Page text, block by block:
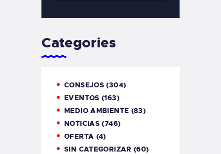
Categories
CONSEJOS (304)
EVENTOS (163)
MEDIO AMBIENTE (83)
NOTICIAS (746)
OFERTA (4)
SIN CATEGORIZAR (60)